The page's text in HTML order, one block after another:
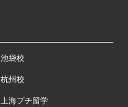
池袋校
杭州校
上海プチ留学